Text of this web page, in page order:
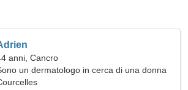
anni, Cancro
un dermatologo in cerca di una donna